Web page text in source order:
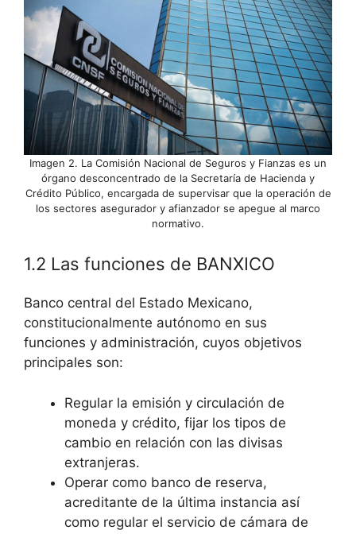
Imagen 2. La Comisión Nacional de Seguros y Fianzas es un
órgano desconcentrado de la Secretaría de Hacienda y
Crédito Público, encargada de supervisar que la operación de
los sectores asegurador y afianzador se apegue al marco
normativo.
1.2 Las funciones de BANXICO
Banco central del Estado Mexicano,
constitucionalmente autónomo en sus
funciones y administración, cuyos objetivos
principales son:
Regular la emisión y circulación de
moneda y crédito, fijar los tipos de
cambio en relación con las divisas
extranjeras.
Operar como banco de reserva,
acreditante de la última instancia así
como regular el servicio de cámara de